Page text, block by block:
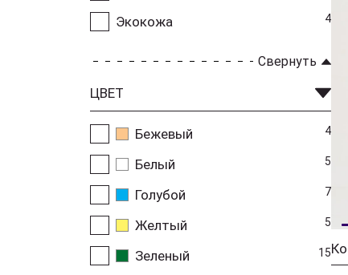
Экокожа 4
Свернуть
ЦВЕТ
Бежевый 4
Белый 5
Голубой 7
Желтый 5
Зеленый 15